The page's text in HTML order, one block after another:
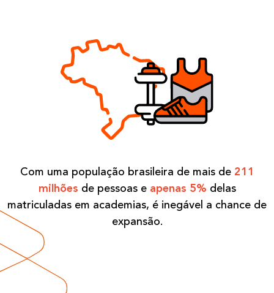
Com uma população brasileira de mais de 211
milhões de pessoas e apenas 5% delas
matriculadas em academias, é inegável a chance de
expansão.